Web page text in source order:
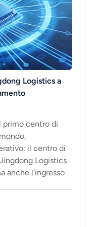
Logistics a
primo centro di
il centro di
Logistics
anche l'ingresso
automatizzati e
dal leader
Jingdong, rispetto